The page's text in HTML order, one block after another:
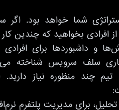
شما خواهد بود. اگر
افرادی بخواهید که چندین
و داشبوردها برای افرادی
سلف سرویس شناخته
چند منظوره نیاز
برای مدیریت پلتفرم